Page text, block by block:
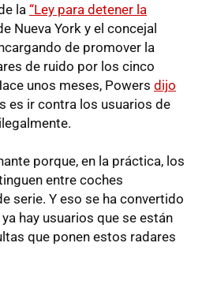
la “Ley para detener la
Nueva York y el concejal
de promover la
de ruido por los cinco
unos meses, Powers dijo
es ir contra los usuarios de
porque, en la práctica, los
entre coches
serie. Y eso se ha convertido
hay usuarios que se están
que ponen estos radares